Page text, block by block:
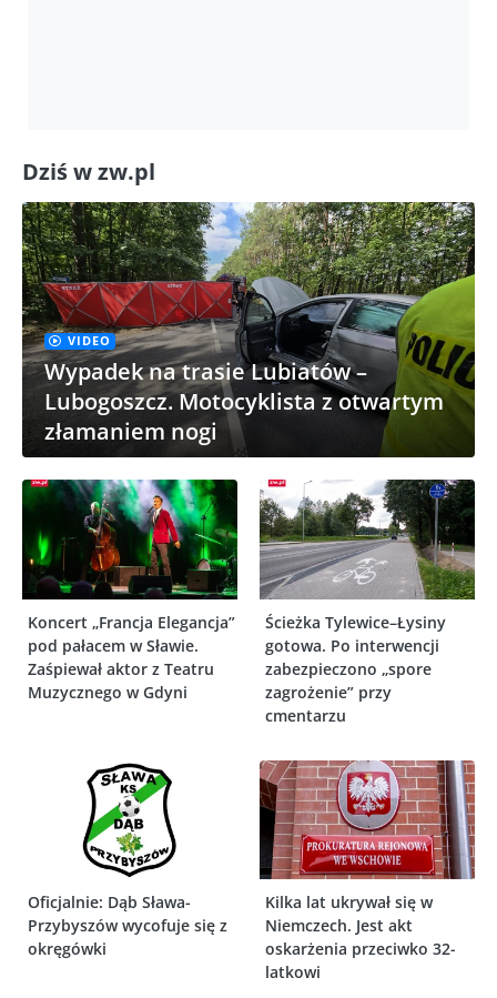
Dziś w zw.pl
VIDEO
Wypadek na trasie Lubiatów –
Lubogoszcz. Motocyklista z otwartym
złamaniem nogi
Koncert „Francja Elegancja”
pod pałacem w Sławie.
Zaśpiewał aktor z Teatru
Muzycznego w Gdyni
Ścieżka Tylewice–Łysiny
gotowa. Po interwencji
zabezpieczono „spore
zagrożenie” przy
cmentarzu
Oficjalnie: Dąb Sława-
Przybyszów wycofuje się z
okręgówki
Kilka lat ukrywał się w
Niemczech. Jest akt
oskarżenia przeciwko 32-
latkowi